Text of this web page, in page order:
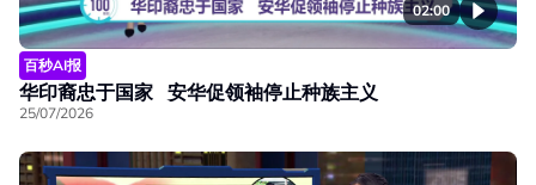
02:00
百秒AI报
华印裔忠于国家 安华促领袖停止种族主义
25/07/2026